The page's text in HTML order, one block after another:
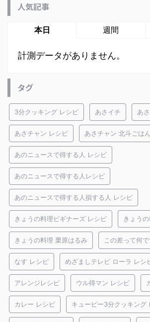
人気記事
本日 週間
計測データがありません。
タグ
3分クッキング レシピ あさイチ あ
あさチャン レシピ あさチャン 北斗ごはん
あのニュースで得する人 レシピ
あのニュースで得する人レシピ
あのニュースで得する人損する人 レシピ
きょうの料理ビギナーズ レシピ きょう
きょうの料理 栗原はるみ この差って何
なす レシピ めざましテレビ ローラ レシ
アレンジレシピ ウル得マン レシピ
カレー レシピ キューピー3分クッキング